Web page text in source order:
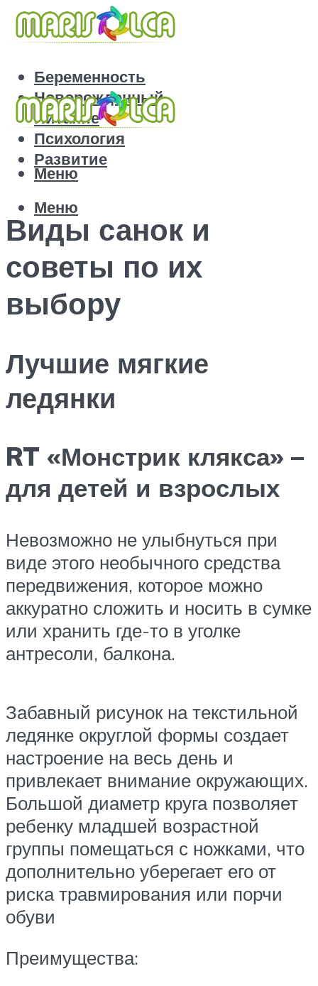
Беременность
Новорожденный
Питание
Психология
Развитие
Меню
Меню
Виды санок и
советы по их
выбору
Лучшие мягкие
ледянки
RT «Монстрик клякса» –
для детей и взрослых
Невозможно не улыбнуться при
виде этого необычного средства
передвижения, которое можно
аккуратно сложить и носить в сумке
или хранить где-то в уголке
антресоли, балкона.
Забавный рисунок на текстильной
ледянке округлой формы создает
настроение на весь день и
привлекает внимание окружающих.
Большой диаметр круга позволяет
ребенку младшей возрастной
группы помещаться с ножками, что
дополнительно уберегает его от
риска травмирования или порчи
обуви
Преимущества: